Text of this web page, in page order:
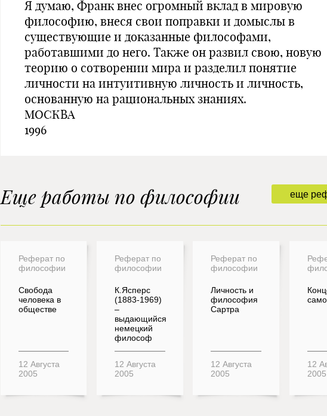
Я думаю, Франк внес огромный вклад в мировую
философию, внеся свои поправки и домыслы в
существующие и доказанные философами,
работавшими до него. Также он развил свою, новую
теорию о сотворении мира и разделил понятие
личности на интуитивную личность и личность,
основанную на рациональных знаниях.
МОСКВА
1996
еще
Еще работы по философии
Реферат по
философии
Свобода
человека в
обществе
12 Августа
2005
Реферат по
философии
К.Ясперс
(1883-1969)
–
выдающийся
немецкий
философ
12 Августа
2005
Реферат по
философии
Личность и
философия
Сартра
12 Августа
2005
12
2005